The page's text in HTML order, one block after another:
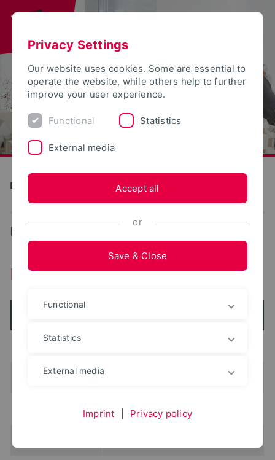
Detmold School of Design
Lehrbeauftragte
Dr. Mario Blei
Tragwerkslehre
Privacy Settings
Our website uses cookies. Some are essential to
operate the website, while others help to further
improve your user experience.
Functional Statistics
External media
Accept all
or
Save & Close
Functional
Statistics
External media
Imprint Privacy policy